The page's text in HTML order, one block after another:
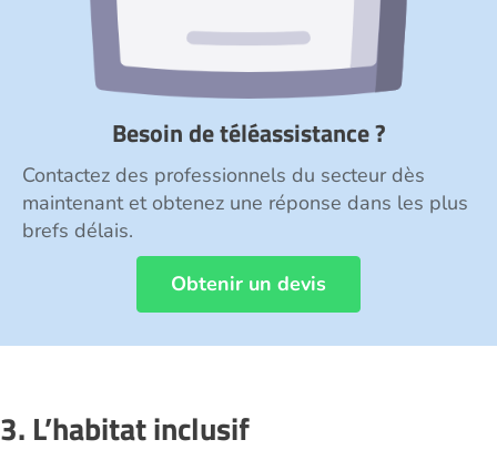
Besoin de téléassistance ?
Contactez des professionnels du secteur dès
maintenant et obtenez une réponse dans les plus
brefs délais.
Obtenir un devis
3. L’habitat inclusif